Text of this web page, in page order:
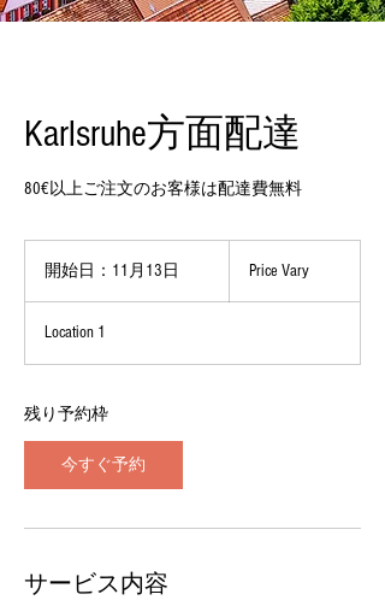
Karlsruhe方面配達
80€以上ご注文のお客様は配達費無料
開始日：11月13日
1
Price Vary
Location 1
残り予約枠
今すぐ予約
サービス内容